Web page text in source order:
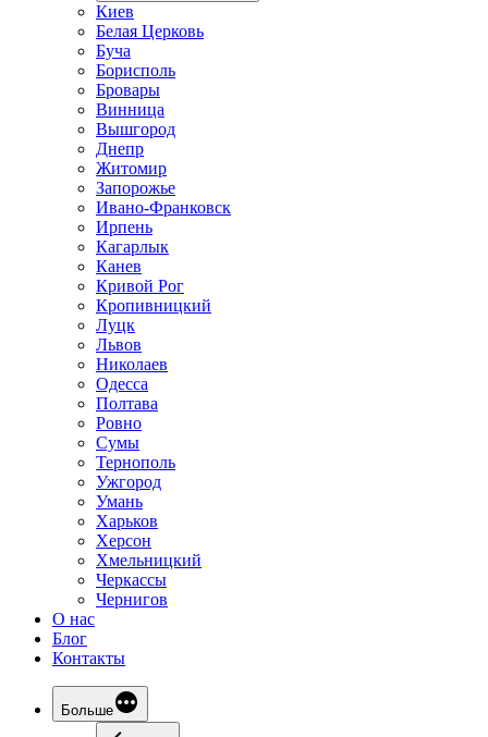
Киев
Белая Церковь
Буча
Борисполь
Бровары
Винница
Вышгород
Днепр
Житомир
Запорожье
Ивано-Франковск
Ирпень
Кагарлык
Канев
Кривой Рог
Кропивницкий
Луцк
Львов
Николаев
Одесса
Полтава
Ровно
Сумы
Тернополь
Ужгород
Умань
Харьков
Херсон
Хмельницкий
Черкассы
Чернигов
О нас
Блог
Контакты
Больше